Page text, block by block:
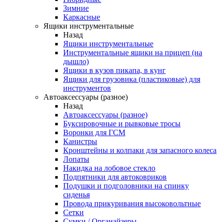
Зимние
Каркасные
Ящики инструментальные
Назад
Ящики инструментальные
Инструментальные ящики на прицеп (на
дышло)
Ящики в кузов пикапа, в кунг
Ящики для грузовика (пластиковые) для
инструментов
Автоаксессуары (разное)
Назад
Автоаксессуары (разное)
Буксировочные и рывковые тросы
Воронки для ГСМ
Канистры
Кронштейны и колпаки для запасного колеса
Лопаты
Накидка на лобовое стекло
Подпятники для автоковриков
Подушки и подголовники на спинку
сиденья
Провода прикуривания высоковольтные
Сетки